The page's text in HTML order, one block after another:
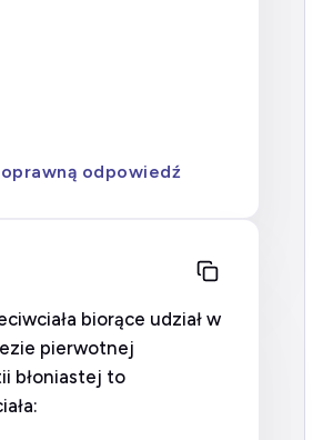
odpowiedź
biorące udział w
pierwotnej
błoniastej to